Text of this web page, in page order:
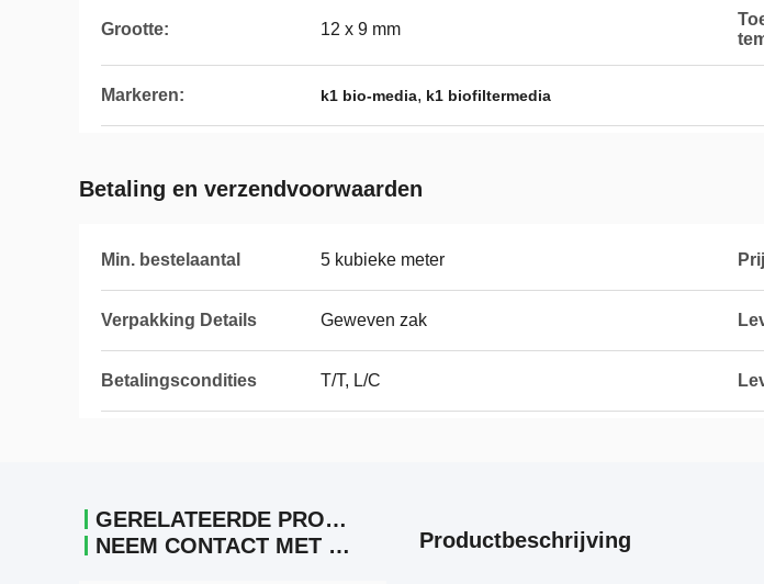
Grootte: 12 x 9 mm
Markeren: k1 bio-media, k1 biofiltermedia
Betaling en verzendvoorwaarden
Min. bestelaantal 5 kubieke meter
Verpakking Details Geweven zak
Betalingscondities T/T, L/C
GERELATEERDE PRODUCTEN
NEEM CONTACT MET ONS OP.
Productbeschrijving